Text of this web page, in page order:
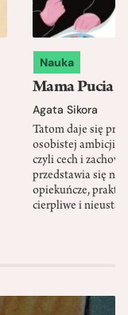
Nauka
Mama Pucia
Agata Sikora
Tatom daje się
osobistej ambicji,
czyli cech i
przedstawia się
opiekuńcze,
cierpliwe i